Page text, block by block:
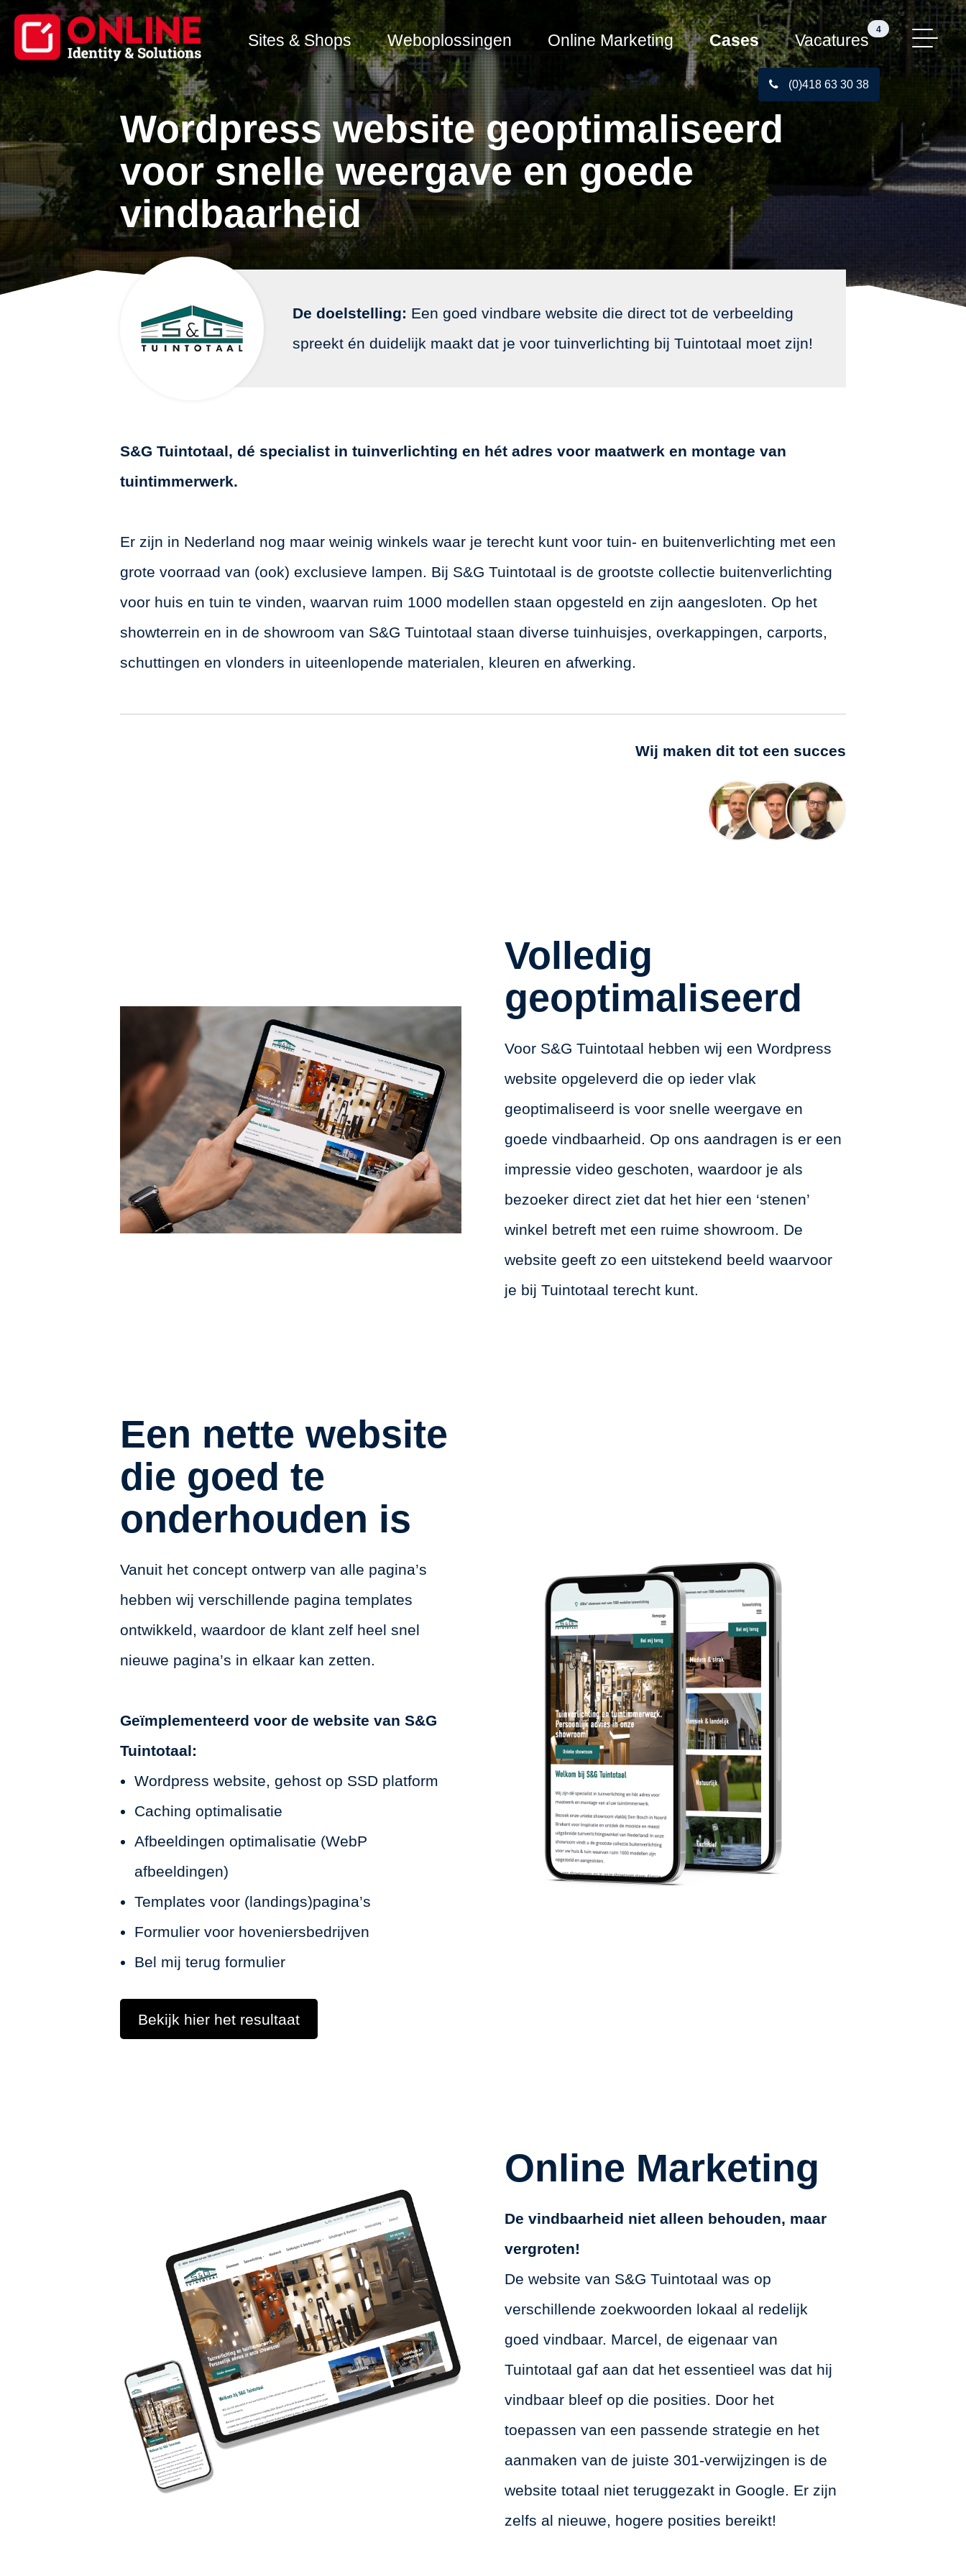
Sites & Shops Weboplossingen Online Marketing Cases Vacatures
4
(0)418 63 30 38
Wordpress website geoptimaliseerd
voor snelle weergave en goede
vindbaarheid
De doelstelling: Een goed vindbare website die direct tot de verbeelding
spreekt én duidelijk maakt dat je voor tuinverlichting bij Tuintotaal moet zijn!
S&G Tuintotaal, dé specialist in tuinverlichting en hét adres voor maatwerk en montage van
tuintimmerwerk.
Er zijn in Nederland nog maar weinig winkels waar je terecht kunt voor tuin- en buitenverlichting met een
grote voorraad van (ook) exclusieve lampen. Bij S&G Tuintotaal is de grootste collectie buitenverlichting
voor huis en tuin te vinden, waarvan ruim 1000 modellen staan opgesteld en zijn aangesloten. Op het
showterrein en in de showroom van S&G Tuintotaal staan diverse tuinhuisjes, overkappingen, carports,
schuttingen en vlonders in uiteenlopende materialen, kleuren en afwerking.
Wij maken dit tot een succes
Volledig
geoptimaliseerd
Voor S&G Tuintotaal hebben wij een Wordpress
website opgeleverd die op ieder vlak
geoptimaliseerd is voor snelle weergave en
goede vindbaarheid. Op ons aandragen is er een
impressie video geschoten, waardoor je als
bezoeker direct ziet dat het hier een ‘stenen’
winkel betreft met een ruime showroom. De
website geeft zo een uitstekend beeld waarvoor
je bij Tuintotaal terecht kunt.
Een nette website
die goed te
onderhouden is
Vanuit het concept ontwerp van alle pagina’s
hebben wij verschillende pagina templates
ontwikkeld, waardoor de klant zelf heel snel
nieuwe pagina’s in elkaar kan zetten.
Geïmplementeerd voor de website van S&G
Tuintotaal:
Wordpress website, gehost op SSD platform
Caching optimalisatie
Afbeeldingen optimalisatie (WebP
afbeeldingen)
Templates voor (landings)pagina’s
Formulier voor hoveniersbedrijven
Bel mij terug formulier
Bekijk hier het resultaat
Online Marketing
De vindbaarheid niet alleen behouden, maar
vergroten!
De website van S&G Tuintotaal was op
verschillende zoekwoorden lokaal al redelijk
goed vindbaar. Marcel, de eigenaar van
Tuintotaal gaf aan dat het essentieel was dat hij
vindbaar bleef op die posities. Door het
toepassen van een passende strategie en het
aanmaken van de juiste 301-verwijzingen is de
website totaal niet teruggezakt in Google. Er zijn
zelfs al nieuwe, hogere posities bereikt!